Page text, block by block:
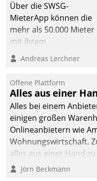
Über die SWSG-
MieterApp können die
mehr als 50.000 Mieter
mit ihrem
Wohnungsunternehmen
kommunizieren, auf dem
einsehen und ändern
oder
Schadensmeldungen
abgeben – rund um die
Uhr.
Andreas Lerchner
Offene Plattform
Alles aus einer
Alles bei einem
einigen großen
Onlineanbietern wie
Wohnungswirtschaft.
alles aus einer Hand zu
Jörn Beckmann